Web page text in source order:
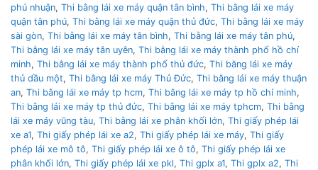
phú nhuận, Thi bằng lái xe máy quận tân bình, Thi bằng lái xe máy
quận tân phú, Thi bằng lái xe máy quận thủ đức, Thi bằng lái xe máy
sài gòn, Thi bằng lái xe máy tân bình, Thi bằng lái xe máy tân phú,
Thi bằng lái xe máy tân uyên, Thi bằng lái xe máy thành phố hồ chí
minh, Thi bằng lái xe máy thành phố thủ đức, Thi bằng lái xe máy
thủ dầu một, Thi bằng lái xe máy Thủ Đức, Thi bằng lái xe máy thuận
an, Thi bằng lái xe máy tp hcm, Thi bằng lái xe máy tp hồ chí minh,
Thi bằng lái xe máy tp thủ đức, Thi bằng lái xe máy tphcm, Thi bằng
lái xe máy vũng tàu, Thi bằng lái xe phân khối lớn, Thi giấy phép lái
xe a1, Thi giấy phép lái xe a2, Thi giấy phép lái xe máy, Thi giấy
phép lái xe mô tô, Thi giấy phép lái xe ô tô, Thi giấy phép lái xe
phân khối lớn, Thi giấy phép lái xe pkl, Thi gplx a1, Thi gplx a2, Thi